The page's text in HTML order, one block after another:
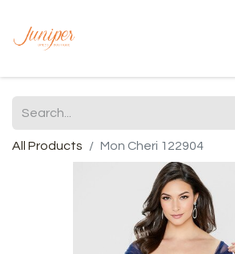
All Products Mon Cheri 122904